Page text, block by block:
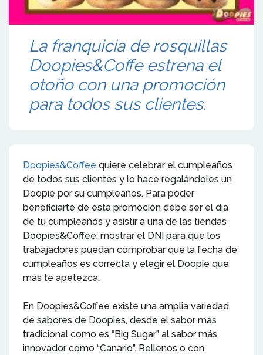
La franquicia de rosquillas
Doopies&Coffe estrena el
otoño con una promoción
para todos sus clientes.
Doopies&Coffee quiere celebrar el cumpleaños
de todos sus clientes y lo hace regalándoles un
Doopie por su cumpleaños. Para poder
beneficiarte de ésta promoción debe ser el día
de tu cumpleaños y asistir a una de las tiendas
Doopies&Coffee, mostrar el DNI para que los
trabajadores puedan comprobar que la fecha de
cumpleaños es correcta y elegir el Doopie que
más te apetezca.
En Doopies&Coffee existe una amplia variedad
de sabores de Doopies, desde el sabor más
tradicional como es “Big Sugar” al sabor más
innovador como “Canario”. Rellenos o con